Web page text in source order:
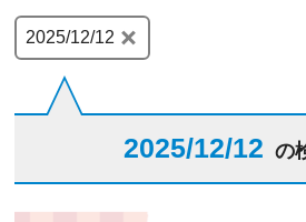
2025/12/12
2025/12/12 の